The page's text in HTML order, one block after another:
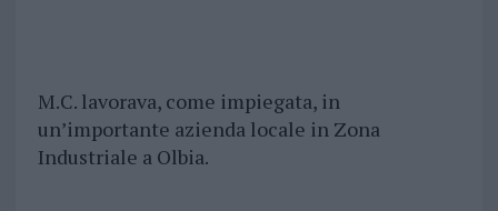
M.C. lavorava, come impiegata, in
un’importante azienda locale in Zona
Industriale a Olbia.